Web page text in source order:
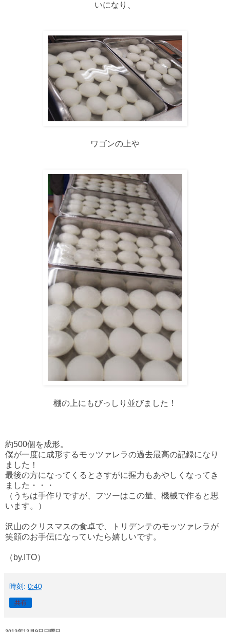
いになり、
ワゴンの上や
棚の上にもびっしり並びました！
約500個を成形。
僕が一度に成形するモッツァレラの過去最高の記録になり
ました！
最後の方になってくるとさすがに握力もあやしくなってき
ました・・・
（うちは手作りですが、フツーはこの量、機械で作ると思
います。）
沢山のクリスマスの食卓で、トリデンテのモッツァレラが
笑顔のお手伝になっていたら嬉しいです。
（by.ITO）
時刻: 0:40
共有